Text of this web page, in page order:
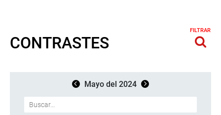
CONTRASTES
FILTRAR
Mayo del 2024